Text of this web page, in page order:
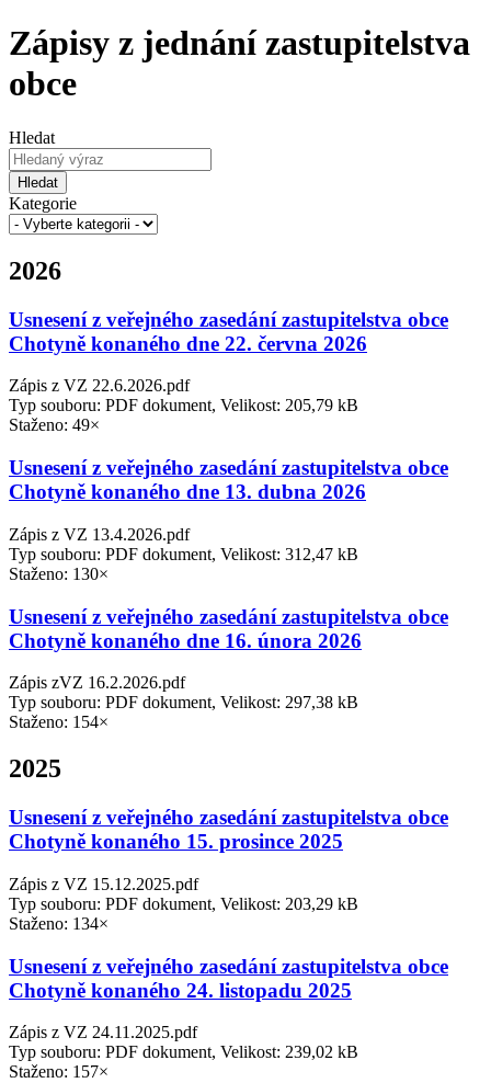
Zápisy z jednání zastupitelstva
obce
Hledat
Hledat
Kategorie
2026
Usnesení z veřejného zasedání zastupitelstva obce
Chotyně konaného dne 22. června 2026
Zápis z VZ 22.6.2026.pdf
Typ souboru: PDF dokument, Velikost: 205,79 kB
Staženo: 49×
Usnesení z veřejného zasedání zastupitelstva obce
Chotyně konaného dne 13. dubna 2026
Zápis z VZ 13.4.2026.pdf
Typ souboru: PDF dokument, Velikost: 312,47 kB
Staženo: 130×
Usnesení z veřejného zasedání zastupitelstva obce
Chotyně konaného dne 16. února 2026
Zápis zVZ 16.2.2026.pdf
Typ souboru: PDF dokument, Velikost: 297,38 kB
Staženo: 154×
2025
Usnesení z veřejného zasedání zastupitelstva obce
Chotyně konaného 15. prosince 2025
Zápis z VZ 15.12.2025.pdf
Typ souboru: PDF dokument, Velikost: 203,29 kB
Staženo: 134×
Usnesení z veřejného zasedání zastupitelstva obce
Chotyně konaného 24. listopadu 2025
Zápis z VZ 24.11.2025.pdf
Typ souboru: PDF dokument, Velikost: 239,02 kB
Staženo: 157×